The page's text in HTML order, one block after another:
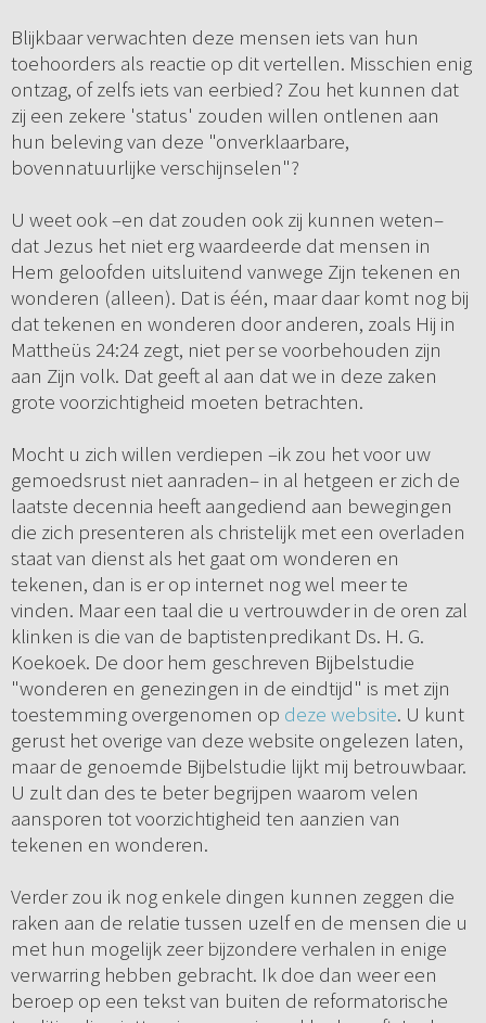
Blijkbaar verwachten deze mensen iets van hun
toehoorders als reactie op dit vertellen. Misschien enig
ontzag, of zelfs iets van eerbied? Zou het kunnen dat
zij een zekere 'status' zouden willen ontlenen aan
hun beleving van deze "onverklaarbare,
bovennatuurlijke verschijnselen"?
U weet ook –en dat zouden ook zij kunnen weten–
dat Jezus het niet erg waardeerde dat mensen in
Hem geloofden uitsluitend vanwege Zijn tekenen en
wonderen (alleen). Dat is één, maar daar komt nog bij
dat tekenen en wonderen door anderen, zoals Hij in
Mattheüs 24:24 zegt, niet per se voorbehouden zijn
aan Zijn volk. Dat geeft al aan dat we in deze zaken
grote voorzichtigheid moeten betrachten.
Mocht u zich willen verdiepen –ik zou het voor uw
gemoedsrust niet aanraden– in al hetgeen er zich de
laatste decennia heeft aangediend aan bewegingen
die zich presenteren als christelijk met een overladen
staat van dienst als het gaat om wonderen en
tekenen, dan is er op internet nog wel meer te
vinden. Maar een taal die u vertrouwder in de oren zal
klinken is die van de baptistenpredikant Ds. H. G.
Koekoek. De door hem geschreven Bijbelstudie
"wonderen en genezingen in de eindtijd" is met zijn
toestemming overgenomen op deze website. U kunt
gerust het overige van deze website ongelezen laten,
maar de genoemde Bijbelstudie lijkt mij betrouwbaar.
U zult dan des te beter begrijpen waarom velen
aansporen tot voorzichtigheid ten aanzien van
tekenen en wonderen.
Verder zou ik nog enkele dingen kunnen zeggen die
raken aan de relatie tussen uzelf en de mensen die u
met hun mogelijk zeer bijzondere verhalen in enige
verwarring hebben gebracht. Ik doe dan weer een
beroep op een tekst van buiten de reformatorische